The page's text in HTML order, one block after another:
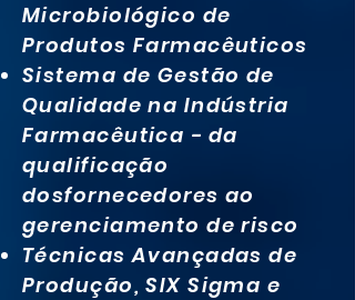
Microbiológico de
Produtos Farmacêuticos
Sistema de Gestão de
Qualidade na Indústria
Farmacêutica - da
qualificação
dosfornecedores ao
gerenciamento de risco
Técnicas Avançadas de
Produção, SIX Sigma e